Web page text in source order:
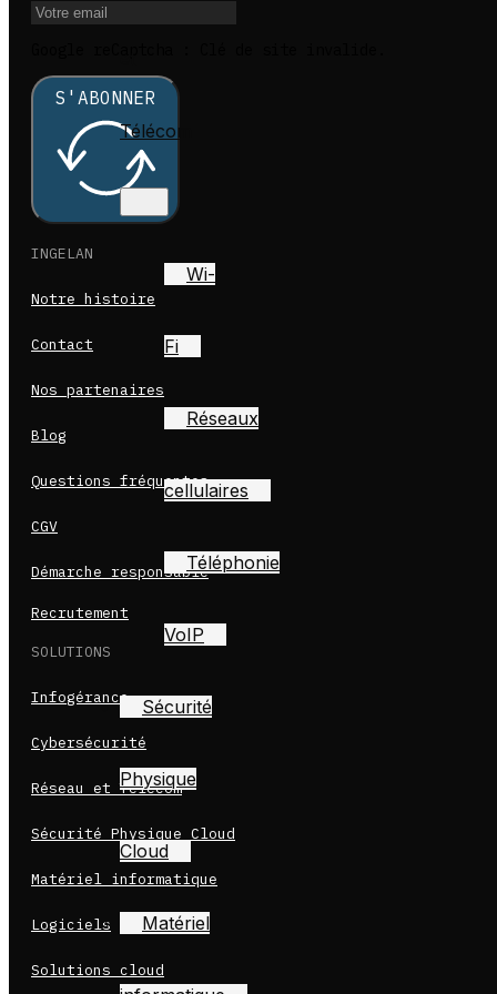
Télécom
Wi-
Fi
Réseaux
cellulaires
Téléphonie
VoIP
Sécurité
Physique
Cloud
Matériel
S'ABONNER
INGELAN
Notre histoire
Contact
Nos partenaires
Blog
Questions fréquentes
CGV
Démarche responsable
Recrutement
SOLUTIONS
Infogérance
Cybersécurité
Réseau et Télécom
Sécurité Physique Cloud
Matériel informatique
Logiciels
Solutions cloud